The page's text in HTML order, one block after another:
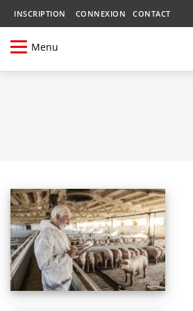
INSCRIPTION CONNEXION CONTACT
Menu